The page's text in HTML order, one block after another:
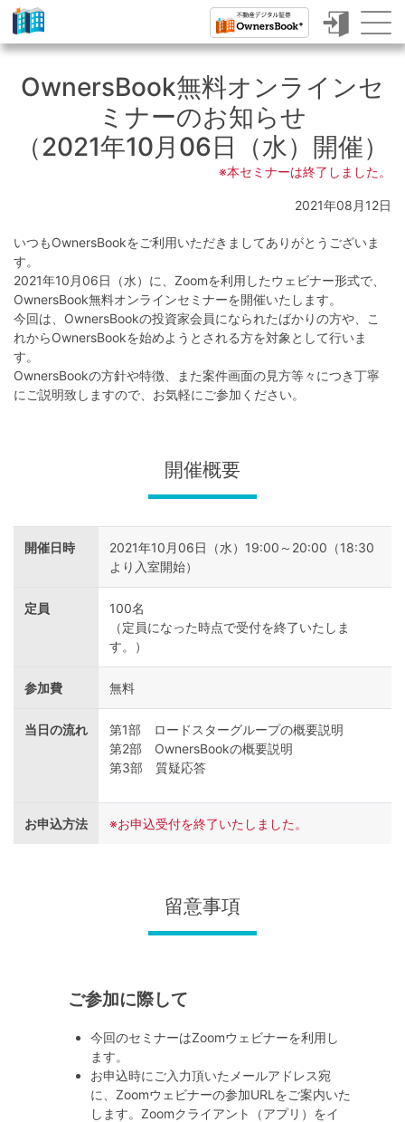
ク
ラ
ド
フ
デ
ィ
ン
グ
で
不
資
OwnersBook
OwnersBook無料オンラインセ
ミナーのお知らせ
（2021年10月06日（水）開催）
※本セミナーは終了しました。
2021年08月12日
いつもOwnersBookをご利用いただきましてありがとうございま
す。
2021年10月06日（水）に、Zoomを利用したウェビナー形式で、
OwnersBook無料オンラインセミナーを開催いたします。
今回は、OwnersBookの投資家会員になられたばかりの方や、こ
れからOwnersBookを始めようとされる方を対象として行いま
す。
OwnersBookの方針や特徴、また案件画面の見方等々につき丁寧
にご説明致しますので、お気軽にご参加ください。
開催概要
開催日時
2021年10月06日（水）19:00～20:00（18:30
より入室開始）
定員
100名
（定員になった時点で受付を終了いたしま
す。）
参加費 無料
当日の流れ
第1部 ロードスターグループの概要説明
第2部 OwnersBookの概要説明
第3部 質疑応答
お申込方法 ※お申込受付を終了いたしました。
留意事項
ご参加に際して
今回のセミナーはZoomウェビナーを利用し
ます。
お申込時にご入力頂いたメールアドレス宛
に、Zoomウェビナーの参加URLをご案内いた
します。Zoomクライアント（アプリ）をイ